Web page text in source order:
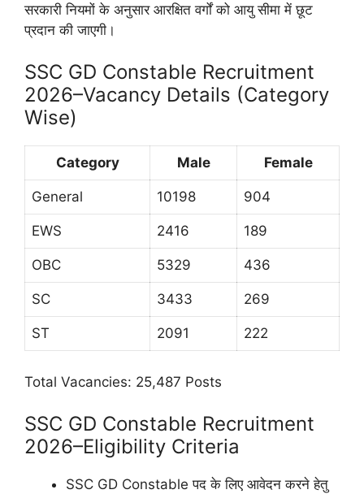
सरकारी नियमों के अनुसार आरक्षित वर्गों को आयु सीमा में छूट
प्रदान की जाएगी।
SSC GD Constable Recruitment
2026–Vacancy Details (Category
Wise)
Category Male Female
General 10198 904
EWS 2416 189
OBC 5329 436
SC 3433 269
ST 2091 222
Total Vacancies: 25,487 Posts
SSC GD Constable Recruitment
2026–Eligibility Criteria
SSC GD Constable पद के लिए आवेदन करने हेतु